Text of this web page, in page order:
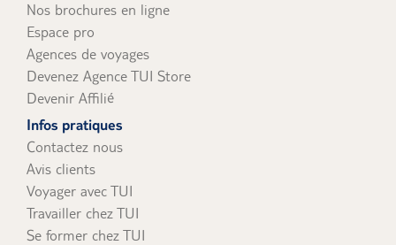
Nos brochures en ligne
Espace pro
Agences de voyages
Devenez Agence TUI Store
Devenir Affilié
Infos pratiques
Contactez nous
Avis clients
Voyager avec TUI
Travailler chez TUI
Se former chez TUI